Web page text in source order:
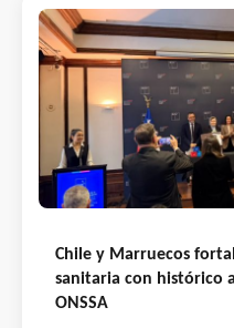
Chile y Marruecos
sanitaria con histórico
ONSSA